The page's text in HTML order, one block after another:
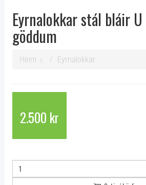
Eyrnalokkar stál bláir
göddum
Heim Eyrnalokkar
2.500 kr